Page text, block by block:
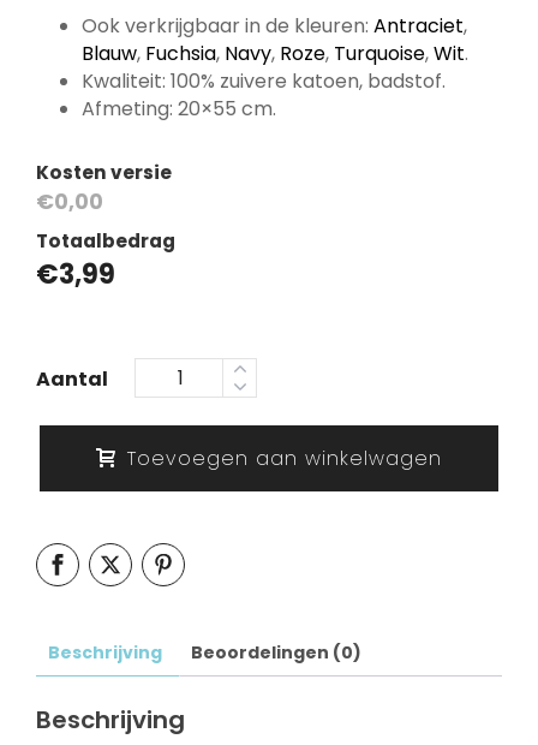
Ook verkrijgbaar in de kleuren: Antraciet,
Blauw, Fuchsia, Navy, Roze, Turquoise,Wit.
Kwaliteit: 100% zuivere katoen, badstof.
Afmeting: 20×55 cm.
Kosten versie
€0,00
Totaalbedrag
€3,99
Aantal
Toevoegen aan winkelwagen
Beschrijving Beoordelingen (0)
Beschrijving